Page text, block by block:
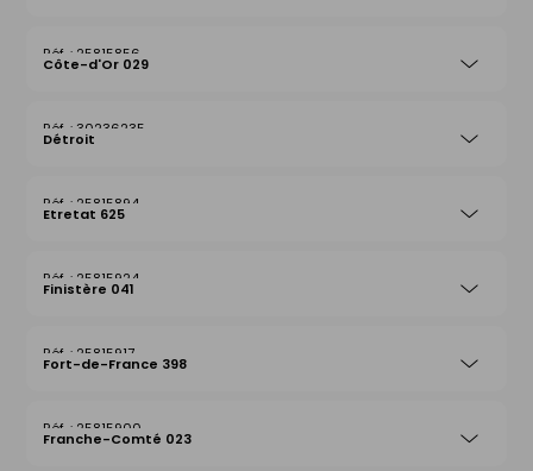
25815856
Côte-d'Or 029
30236235
Détroit
25815894
Etretat 625
25815924
Finistère 041
25815917
Fort-de-France 398
25815900
Franche-Comté 023